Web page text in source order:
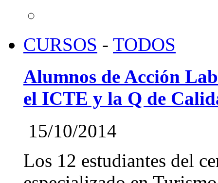
CURSOS - TODOS
Alumnos de Acción
el ICTE y la Q de
15/10/2014
Los 12 estudiantes del